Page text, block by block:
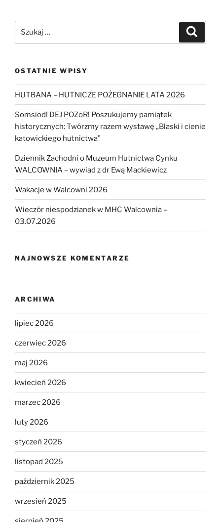
OSTATNIE WPISY
HUTBANA – HUTNICZE POŻEGNANIE LATA 2026
Somsiod! DEJ POZōR! Poszukujemy pamiątek
historycznych: Twórzmy razem wystawę „Blaski i cienie
katowickiego hutnictwa”
Dziennik Zachodni o Muzeum Hutnictwa Cynku
WALCOWNIA – wywiad z dr Ewą Mackiewicz
Wakacje w Walcowni 2026
Wieczór niespodzianek w MHC Walcownia –
03.07.2026
NAJNOWSZE KOMENTARZE
ARCHIWA
lipiec 2026
czerwiec 2026
maj 2026
kwiecień 2026
marzec 2026
luty 2026
styczeń 2026
listopad 2025
październik 2025
wrzesień 2025